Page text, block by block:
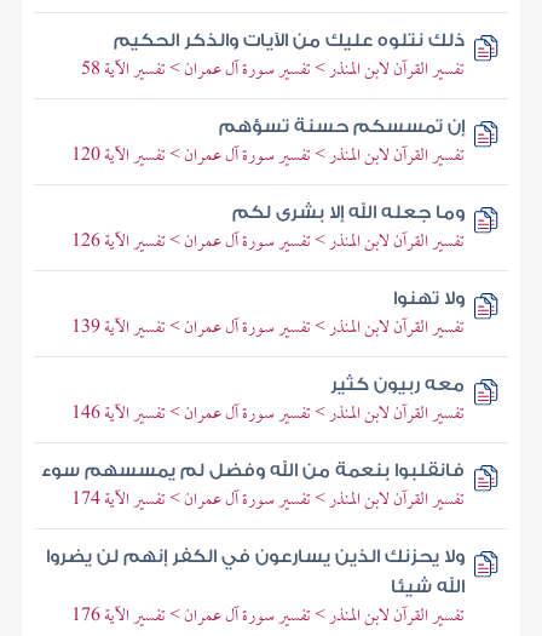
ذلك نتلوه عليك من الآيات والذكر الحكيم
تفسير القرآن لابن المنذر > تفسير سورة آل عمران > تفسير الآية 58
إن تمسسكم حسنة تسؤهم
تفسير القرآن لابن المنذر > تفسير سورة آل عمران > تفسير الآية 120
وما جعله الله إلا بشرى لكم
تفسير القرآن لابن المنذر > تفسير سورة آل عمران > تفسير الآية 126
ولا تهنوا
تفسير القرآن لابن المنذر > تفسير سورة آل عمران > تفسير الآية 139
معه ربيون كثير
تفسير القرآن لابن المنذر > تفسير سورة آل عمران > تفسير الآية 146
فانقلبوا بنعمة من الله وفضل لم يمسسهم سوء
تفسير القرآن لابن المنذر > تفسير سورة آل عمران > تفسير الآية 174
ولا يحزنك الذين يسارعون في الكفر إنهم لن يضروا
الله شيئا
تفسير القرآن لابن المنذر > تفسير سورة آل عمران > تفسير الآية 176